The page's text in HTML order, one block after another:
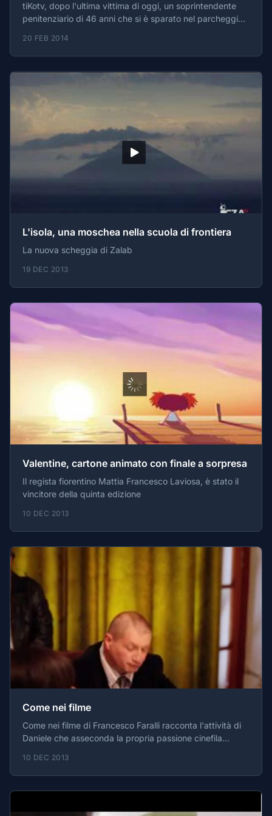
tiKotv, dopo l'ultima vittima di oggi, un soprintendente
penitenziario di 46 anni che si è sparato nel parcheggio
20 FEB 2014
L'isola, una moschea nella scuola di frontiera
La nuova scheggia di Zalab
19 DEC 2013
Valentine, cartone animato con finale a sorpresa
Il regista fiorentino Mattia Francesco Laviosa, è stato il
vincitore della quinta edizione
10 DEC 2013
Come nei filme
Come nei filme di Francesco Faralli racconta l'attività di
Daniele che asseconda la propria passione cinefila
persone disabili
10 DEC 2013